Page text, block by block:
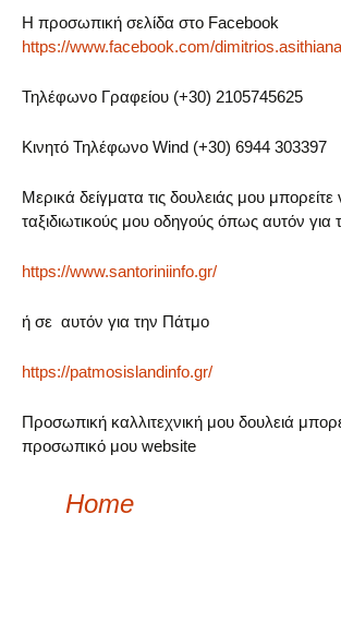
Η προσωπική σελίδα στο Facebook
https://www.facebook.com/
Τηλέφωνο Γραφείου (+30) 2105745625
Κινητό Τηλέφωνο Wind (+30) 6944 303397
Μερικά δείγματα τις δουλειάς μου μπορείτε
ταξιδιωτικούς μου οδηγούς όπως αυτόν για
https://www.santoriniinfo.gr/
ή σε αυτόν για την Πάτμο
https://patmosislandinfo.gr/
Προσωπική καλλιτεχνική μου δουλειά
προσωπικό μου website
Home